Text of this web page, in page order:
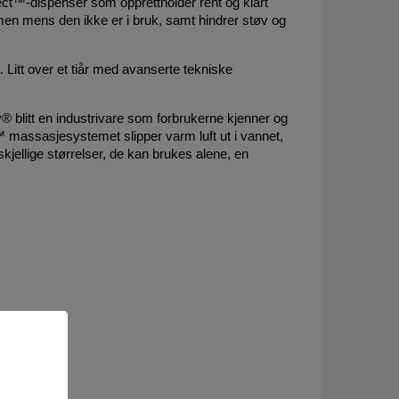
mens den ikke er i bruk, samt hindrer støv og
over et tiår med avanserte tekniske
blitt en industrivare som forbrukerne kjenner og
slipper varm luft ut i vannet,
størrelser, de kan brukes alene, en